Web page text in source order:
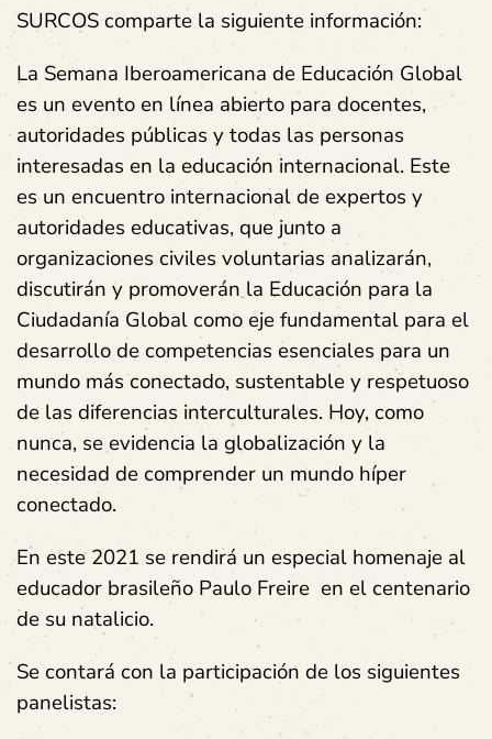
SURCOS comparte la siguiente información:
La Semana Iberoamericana de Educación Global
es un evento en línea abierto para docentes,
autoridades públicas y todas las personas
interesadas en la educación internacional. Este
es un encuentro internacional de expertos y
autoridades educativas, que junto a
organizaciones civiles voluntarias analizarán,
discutirán y promoverán la Educación para la
Ciudadanía Global como eje fundamental para el
desarrollo de competencias esenciales para un
mundo más conectado, sustentable y respetuoso
de las diferencias interculturales. Hoy, como
nunca, se evidencia la globalización y la
necesidad de comprender un mundo híper
conectado.
En este 2021 se rendirá un especial homenaje al
educador brasileño Paulo Freire en el centenario
de su natalicio.
Se contará con la participación de los siguientes
panelistas: